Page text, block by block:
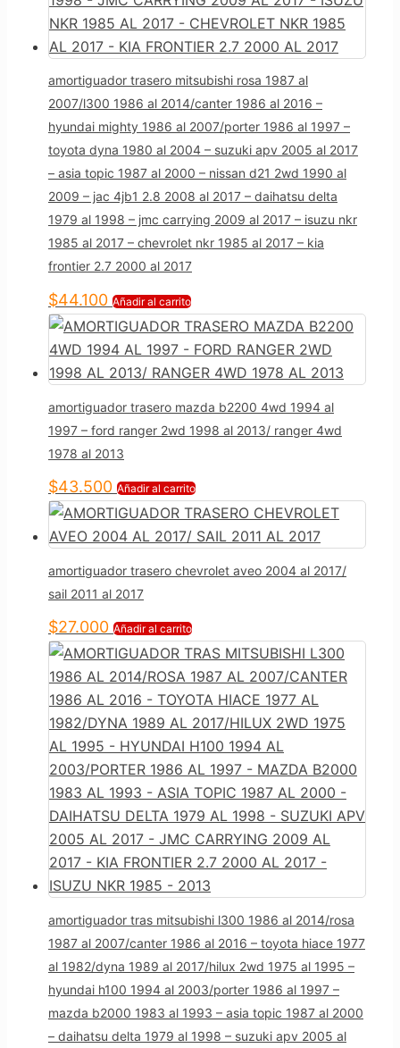
amortiguador trasero mitsubishi rosa 1987 al
2007/l300 1986 al 2014/canter 1986 al 2016 –
hyundai mighty 1986 al 2007/porter 1986 al 1997 –
toyota dyna 1980 al 2004 – suzuki apv 2005 al 2017
– asia topic 1987 al 2000 – nissan d21 2wd 1990 al
2009 – jac 4jb1 2.8 2008 al 2017 – daihatsu delta
1979 al 1998 – jmc carrying 2009 al 2017 – isuzu nkr
1985 al 2017 – chevrolet nkr 1985 al 2017 – kia
frontier 2.7 2000 al 2017
$44.100 Añadir al carrito
amortiguador trasero mazda b2200 4wd 1994 al
1997 – ford ranger 2wd 1998 al 2013/ ranger 4wd
1978 al 2013
$43.500 Añadir al carrito
amortiguador trasero chevrolet aveo 2004 al 2017/
sail 2011 al 2017
$27.000 Añadir al carrito
amortiguador tras mitsubishi l300 1986 al 2014/rosa
1987 al 2007/canter 1986 al 2016 – toyota hiace 1977
al 1982/dyna 1989 al 2017/hilux 2wd 1975 al 1995 –
hyundai h100 1994 al 2003/porter 1986 al 1997 –
mazda b2000 1983 al 1993 – asia topic 1987 al 2000
– daihatsu delta 1979 al 1998 – suzuki apv 2005 al